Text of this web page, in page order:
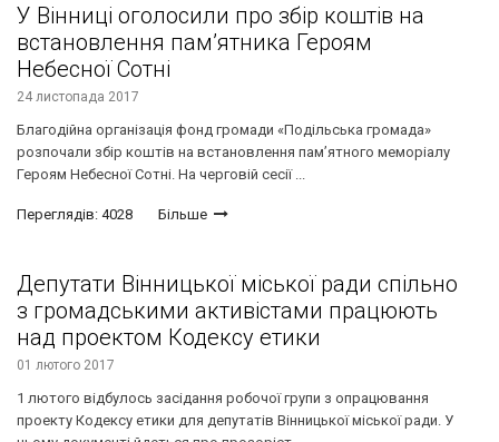
У Вінниці оголосили про збір коштів на
встановлення пам’ятника Героям
Небесної Сотні
24 листопада 2017
Благодійна організація фонд громади «Подільська громада»
розпочали збір коштів на встановлення пам’ятного меморіалу
Героям Небесної Сотні. На черговій сесії ...
Переглядів: 4028 Більше
Депутати Вінницької міської ради спільно
з громадськими активістами працюють
над проектом Кодексу етики
01 лютого 2017
1 лютого відбулось засідання робочої групи з опрацювання
проекту Кодексу етики для депутатів Вінницької міської ради. У